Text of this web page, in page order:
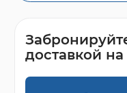
доставкой